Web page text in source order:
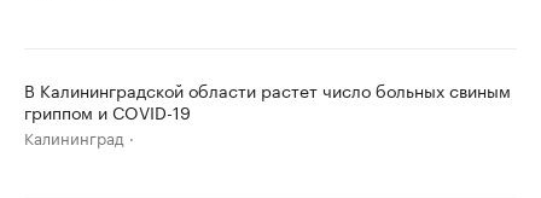
В Калининградской области растет число больных свиным
гриппом и COVID-19
Калининград